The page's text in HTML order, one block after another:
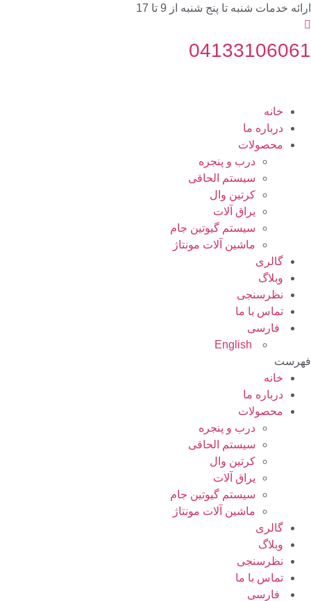
ارائه خدمات شنبه تا پنج شنبه از 9 تا 17
04133106061
خانه
درباره ما
محصولات
درب و پنجره
سیستم الحاقی
کرتین وال
یراق آلات
سیستم گیوتین جام
ماشین آلات مونتاژ
گالری
وبلاگ
نظرسنجی
تماس با ما
فارسی
English
فهرست
خانه
درباره ما
محصولات
درب و پنجره
سیستم الحاقی
کرتین وال
یراق آلات
سیستم گیوتین جام
ماشین آلات مونتاژ
گالری
وبلاگ
نظرسنجی
تماس با ما
فارسی